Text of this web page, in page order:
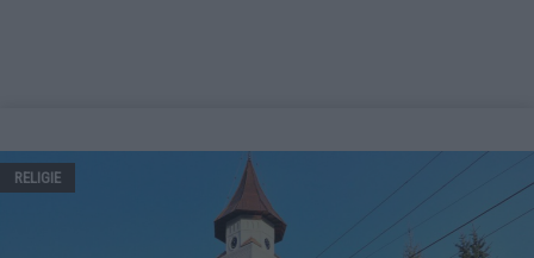
RELIGIE